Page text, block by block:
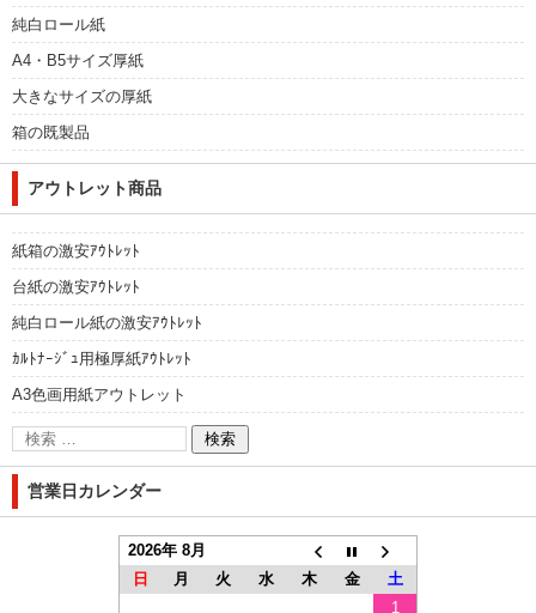
純白ロール紙
A4・B5サイズ厚紙
大きなサイズの厚紙
箱の既製品
アウトレット商品
紙箱の激安ｱｳﾄﾚｯﾄ
台紙の激安ｱｳﾄﾚｯﾄ
純白ロール紙の激安ｱｳﾄﾚｯﾄ
ｶﾙﾄﾅｰｼﾞｭ用極厚紙ｱｳﾄﾚｯﾄ
A3色画用紙アウトレット
営業日カレンダー
2026年 8月
日
月 火 水 木 金
土
1